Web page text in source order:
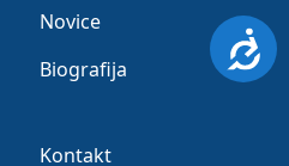
Novice
Biografija
Kontakt